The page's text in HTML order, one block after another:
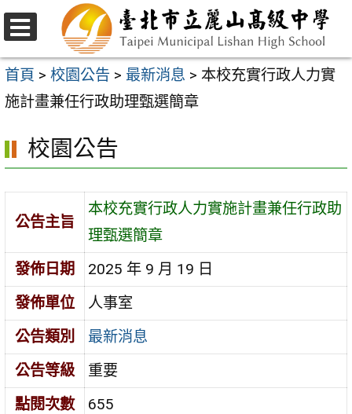
跳
至
主
要
容
區
選
單
首頁 > 校園公告 > 最新消息 > 本校充實⾏政⼈⼒實
施計畫兼任⾏政助理甄選簡章
校園公告
公告主旨
本校充實⾏政⼈⼒實施計畫兼任⾏政助
理甄選簡章
發佈日期
2025 年 9 月 19 日
發佈單位
人事室
公告類別
最新消息
公告等級
重要
點閱次數
655